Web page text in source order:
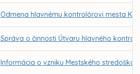
Odmena hlavnému kontrolórovi mesta
Správa o činnosti Útvaru hlavného
Informácia o vzniku Mestského